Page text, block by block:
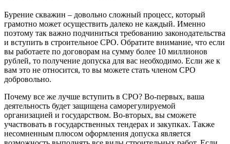
Бурение скважин – довольно сложный процесс, который
грамотно может осуществить далеко не каждый. Именно
поэтому так важно подчиниться требованию законодательства
и вступить в строительное СРО. Обратите внимание, что если
вы работаете по договорам на сумму более 10 миллионов
рублей, то получение допуска для вас необходимо. Если же к
вам это не относится, то вы можете стать членом СРО
добровольно.
Почему все же лучше вступить в СРО? Во-первых, ваша
деятельность будет защищена саморегулируемой
организацией и государством. Во-вторых, вы сможете
участвовать в государственных тендерах и закупках. Также
несомненным плюсом оформления допуска является